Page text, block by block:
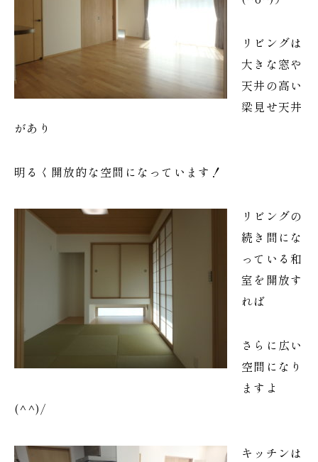
リビングは
大きな窓や
天井の高い
梁見せ天井
があり
明るく開放的な空間になっています！
リビングの
続き間にな
っている和
室を開放す
れば
さらに広い
空間になり
ますよ
(^^)/
キッチンは